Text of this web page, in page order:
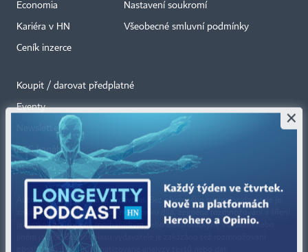
Economia
Kariéra v HN
Ceník inzerce
Nastavení soukromí
Všeobecné smluvní podmínky
Koupit / darovat předplatné
Eventy
Newslettery
RSS kanály
Autorská práva vykonává vydavatel. Bez písemného svolení vydavatele je
zakázáno jakékoli užití částí nebo celku díla, zejména rozmnožování a šíření
jakýmkoli způsobem, mechanickým nebo elektronickým, v českém nebo
jiném jazyce. Bez souhlasu vydavatele je zakázáno též rozmnožování
obsahu pro účely automatizované analýzy textů nebo dat
×